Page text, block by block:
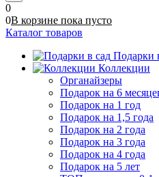
0
0В корзине пока пусто
Каталог товаров
Подарки
Коллекции
Органайзеры
Подарок на 6
Подарок на 1 год
Подарок на 1,5 года
Подарок на 2 года
Подарок на 3 года
Подарок на 4 года
Подарок на 5 лет